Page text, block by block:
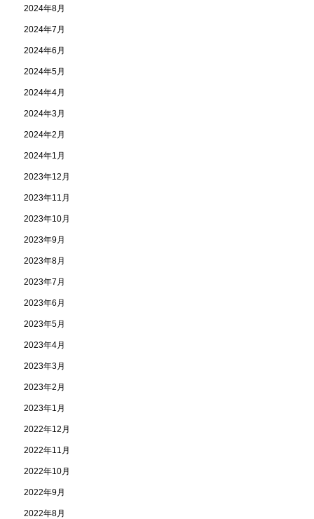
2024年8月
2024年7月
2024年6月
2024年5月
2024年4月
2024年3月
2024年2月
2024年1月
2023年12月
2023年11月
2023年10月
2023年9月
2023年8月
2023年7月
2023年6月
2023年5月
2023年4月
2023年3月
2023年2月
2023年1月
2022年12月
2022年11月
2022年10月
2022年9月
2022年8月